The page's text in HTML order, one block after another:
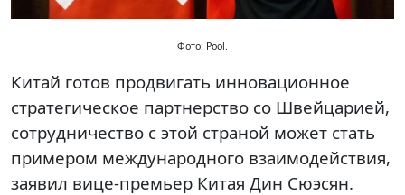
Фото: Pool.
Китай готов продвигать инновационное
стратегическое партнерство со Швейцарией,
сотрудничество с этой страной может стать
примером международного взаимодействия,
заявил вице-премьер Китая Дин Сюэсян.